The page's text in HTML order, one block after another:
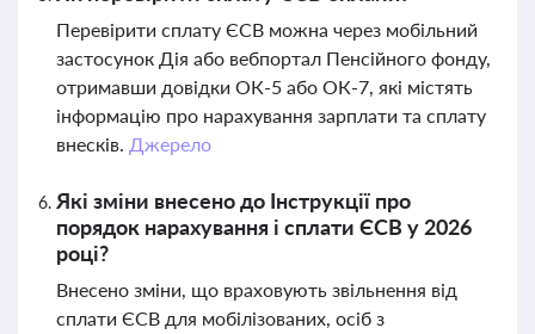
Перевірити сплату ЄСВ можна через мобільний
застосунок Дія або вебпортал Пенсійного фонду,
отримавши довідки ОК-5 або ОК-7, які містять
інформацію про нарахування зарплати та сплату
внесків. Джерело
Які зміни внесено до Інструкції про
порядок нарахування і сплати ЄСВ у 2026
році?
Внесено зміни, що враховують звільнення від
сплати ЄСВ для мобілізованих, осіб з